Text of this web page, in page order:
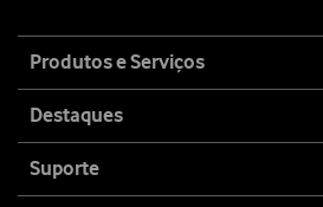
map
Produtos e Serviços
Destaques
Suporte